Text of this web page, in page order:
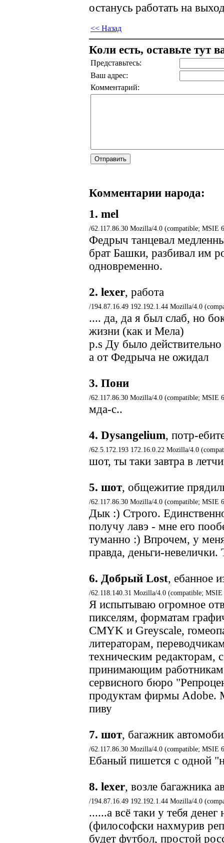
останусь работать на
<< Назад
Коли есть, оставьте тут
Представьтесь:
Ваш адрес:
Комментарий:
Комментарии народа:
1. mel
/62.117.86.30 Mozilla/4.0 (compatible; MSIE
Федрыч танцевал
брат Башки, разбивал им
одновременно.
2. lexer, работа
/194.87.16.49 192.192.1.44 Mozilla/4.0
.... да, да я был слаб, но
жизни (как и Мела)
p.s Ду было
а от Федрыча не ожидал
3. Пони
/62.117.86.30 Mozilla/4.0 (compatible; MSIE
мда-с..
4. Dysangelium, потр-
/62.5.172.193 172.16.0.22 Mozilla/4.0
шот, ты таки завтра в
5. шот, общежитие
/62.117.86.30 Mozilla/4.0 (compatible; MSIE
Дык :) Строго.
получу лавэ - мне его
туманно :) Впрочем, у
правда, деньги-невелички.
6. Добрый Lost, ебанное
/62.118.140.31 Mozilla/4.0 (compatible;
Я испытываю огромное
пикселям, форматам
CMYK и Greyscale,
литераторам,
техническим редакторам,
принимающим
сервисного бюро
продуктам фирмы Adobe.
пиву
7. шот, багажник
/62.117.86.30 Mozilla/4.0 (compatible; MSIE
Ебаный пишется с одной
8. lexer, возле багажника
/194.87.16.49 192.192.1.44 Mozilla/4.0
......а всё таки у тебя денег
(философски нахмурив
будет футбол, простой